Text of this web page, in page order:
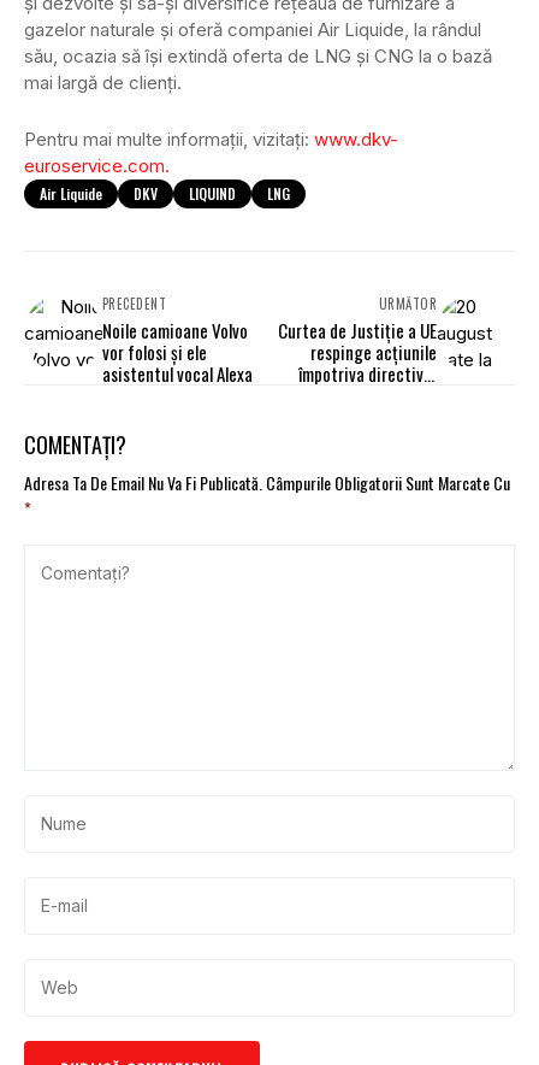
gazelor naturale și oferă companiei Air Liquide, la rândul
său, ocazia să își extindă oferta de LNG și CNG la o bază
mai largă de clienți.
Pentru mai multe informații, vizitați: www.dkv-
euroservice.com.
Air Liquide DKV LIQUIND LNG
PRECEDENT
Noile camioane Volvo
vor folosi și ele
asistentul vocal Alexa
URMĂTOR
Curtea de Justiție a UE
respinge acțiunile
împotriva directivei
COMENTAȚI?
Adresa Ta De Email Nu Va Fi Publicată. Câmpurile Obligatorii Sunt Marcate Cu
*